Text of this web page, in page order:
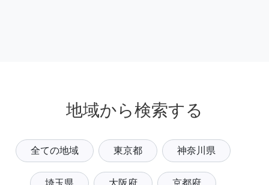
地域から検索する
全ての地域 東京都 神奈川県
埼玉県 大阪府 京都府